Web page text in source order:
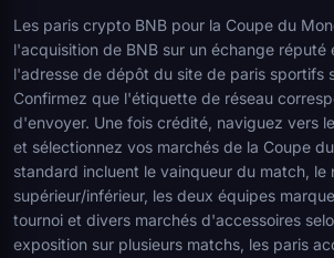
Les paris crypto BNB pour la Coupe du
l'acquisition de BNB sur un échange réputé
l'adresse de dépôt du site de paris sportifs
Confirmez que l'étiquette de réseau
d'envoyer. Une fois crédité, naviguez vers
et sélectionnez vos marchés de la Coupe
standard incluent le vainqueur du match, le
supérieur/inférieur, les deux équipes
tournoi et divers marchés d'accessoires
exposition sur plusieurs matchs, les paris